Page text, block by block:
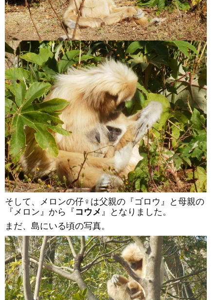
そして、メロンの仔♀は父親の『ゴロウ』と母親の
『メロン』から『 コウメ 』となりました。
まだ、島にいる頃の写真。